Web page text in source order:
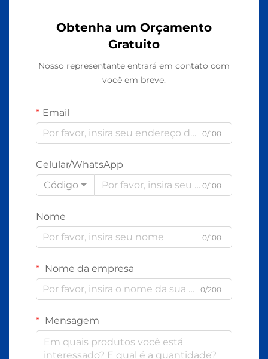
Obtenha um Orçamento
Gratuito
Nosso representante entrará em contato com
você em breve.
Email
0/100
Celular/WhatsApp
Código
0/100
Nome
0/100
Nome da empresa
0/200
Mensagem